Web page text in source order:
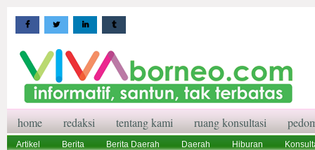
home redaksi tentang kami ruang konsultasi
Artikel Berita Berita Daerah Daerah Hiburan